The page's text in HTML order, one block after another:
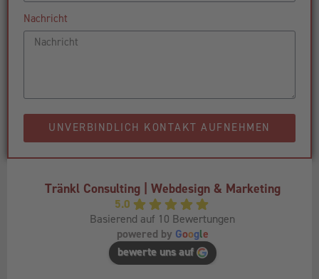
Nachricht
UNVERBINDLICH KONTAKT AUFNEHMEN
Tränkl Consulting | Webdesign & Marketing
5.0
Basierend auf 10 Bewertungen
powered by Google
bewerte uns auf